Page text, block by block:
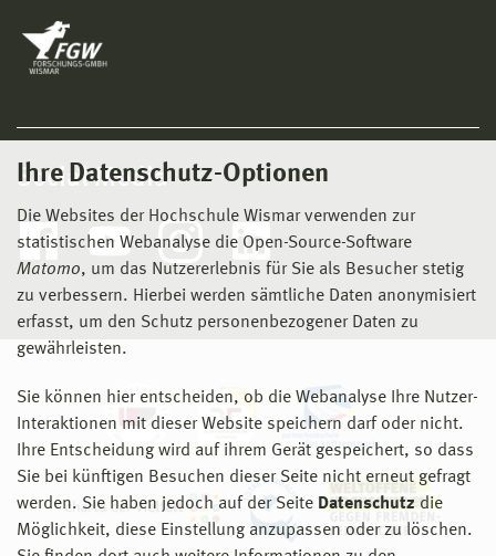
Ihre Datenschutz-Optionen
Die Websites der Hochschule Wismar verwenden zur
statistischen Webanalyse die Open-Source-Software
Matomo, um das Nutzererlebnis für Sie als Besucher stetig
zu verbessern. Hierbei werden sämtliche Daten anonymisiert
erfasst, um den Schutz personenbezogener Daten zu
gewährleisten.
Sie können hier entscheiden, ob die Webanalyse Ihre Nutzer-
Interaktionen mit dieser Website speichern darf oder nicht.
Ihre Entscheidung wird auf ihrem Gerät gespeichert, so dass
Sie bei künftigen Besuchen dieser Seite nicht erneut gefragt
werden. Sie haben jedoch auf der Seite Datenschutz die
Möglichkeit, diese Einstellung anzupassen oder zu löschen.
Social Media